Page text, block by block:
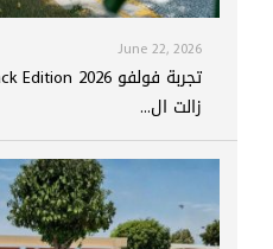
June 22, 2026
زالت ال...